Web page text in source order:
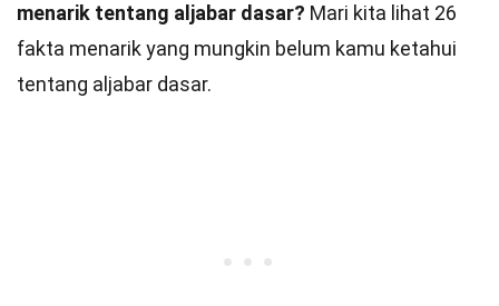
menarik tentang aljabar dasar? Mari kita lihat 26
fakta menarik yang mungkin belum kamu ketahui
tentang aljabar dasar.